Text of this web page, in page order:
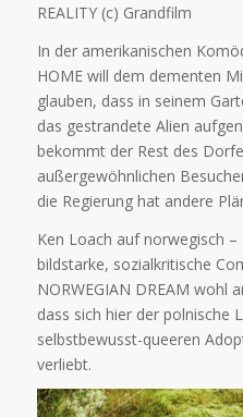
REALITY (c) Grandfilm
In der amerikanischen
HOME will dem dementen
glauben, dass in seinem
das gestrandete Alien
bekommt der Rest des
außergewöhnlichen
die Regierung hat andere
Ken Loach auf norwegisch
bildstarke, sozialkritische
NORWEGIAN DREAM wohl
dass sich hier der polnische
selbstbewusst-queeren
verliebt.